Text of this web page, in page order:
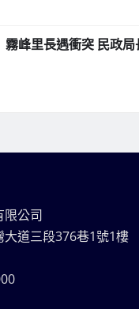
霧峰里長遇衝突 民政
限公司
大道三段376巷1號1樓